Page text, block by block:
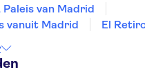
van Madrid
vanuit Madrid
El
Jachthaven